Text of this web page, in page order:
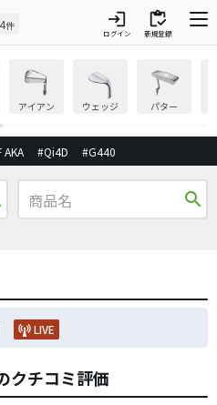
件 login
ログイン
inventory
新規登録
アイアン ウェッジ パター
AKA #Qi4D #G440
search
LIVE
クチコミ評価